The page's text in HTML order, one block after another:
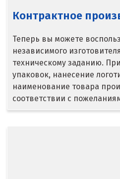
Верхние Серги
Верхний Уфалей
Верхняя Пышма
Верхняя Салда
Контрактное
Теперь вы можете
независимого
техническому заданию.
упаковок, нанесение
наименование товара
соответствии с